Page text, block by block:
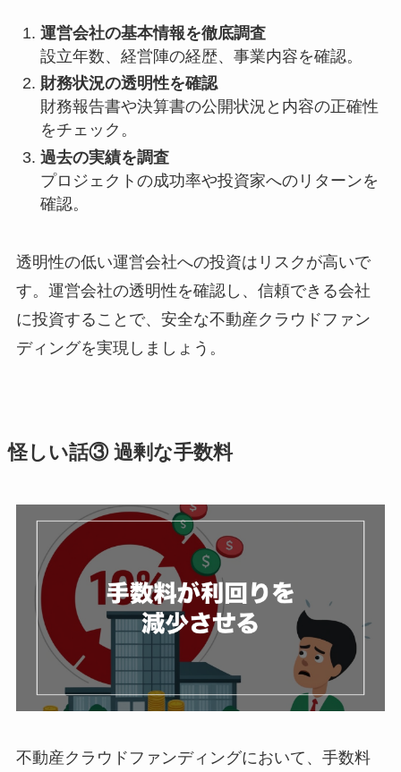
運営会社の基本情報を徹底調査
設立年数、経営陣の経歴、事業内容を確認。
財務状況の透明性を確認
財務報告書や決算書の公開状況と内容の正確性
をチェック。
過去の実績を調査
プロジェクトの成功率や投資家へのリターンを
確認。
透明性の低い運営会社への投資はリスクが高いで
す。運営会社の透明性を確認し、信頼できる会社
に投資することで、安全な不動産クラウドファン
ディングを実現しましょう。
怪しい話③ 過剰な手数料
不動産クラウドファンディングにおいて、手数料